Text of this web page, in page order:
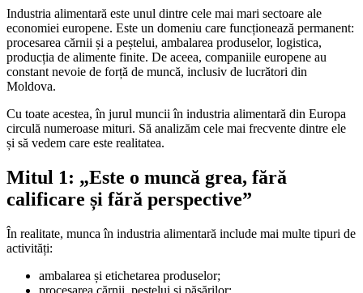
Industria alimentară este unul dintre cele mai mari sectoare ale
economiei europene. Este un domeniu care funcționează permanent:
procesarea cărnii și a peștelui, ambalarea produselor, logistica,
producția de alimente finite. De aceea, companiile europene au
constant nevoie de forță de muncă, inclusiv de lucrători din
Moldova.
Cu toate acestea, în jurul muncii în industria alimentară din Europa
circulă numeroase mituri. Să analizăm cele mai frecvente dintre ele
și să vedem care este realitatea.
Mitul 1: „Este o muncă grea, fără
calificare și fără perspective”
În realitate, munca în industria alimentară include mai multe tipuri de
activități:
ambalarea și etichetarea produselor;
procesarea cărnii, peștelui și păsărilor;